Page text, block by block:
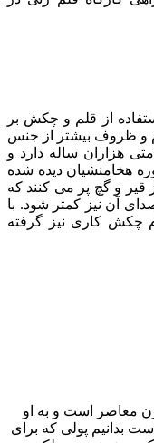
از قلم و چکش بر
و ظروف بیشتر از جنس
هزاران ساله دارد و
هخامنشیان دیده شده
و گچ پر می کنند که
آن نیز کمتر شود. با
چکش کاری نیز گرفته
زن معاصر است و به او
بدانیم پولی که برای